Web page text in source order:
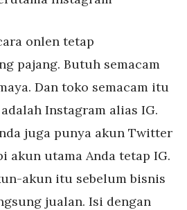
onlen tetap
pajang. Butuh semacam
Dan toko semacam itu
Instagram alias IG.
juga punya akun Twitter
akun utama Anda tetap IG.
akun itu sebelum bisnis
jualan. Isi dengan